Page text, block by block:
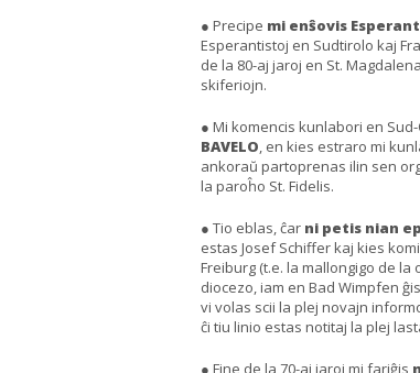
● Precipe mi enŝovis
Esperantistoj en Sudtirolo kaj
de la 80-aj jaroj en St.
skiferiojn.
● Mi komencis kunlabori en
BAVELO, en kies estraro mi
ankoraŭ partoprenas ilin sen
la paroĥo St. Fidelis.
● Tio eblas, ĉar ni petis nian
estas Josef Schiffer kaj kies
Freiburg (t.e. la mallongigo de
diocezo, iam en Bad Wimpfen
vi volas scii la plej novajn
ĉi tiu linio estas notitaj la plej
● Fine de la 70-aj jaroj mi fariĝis